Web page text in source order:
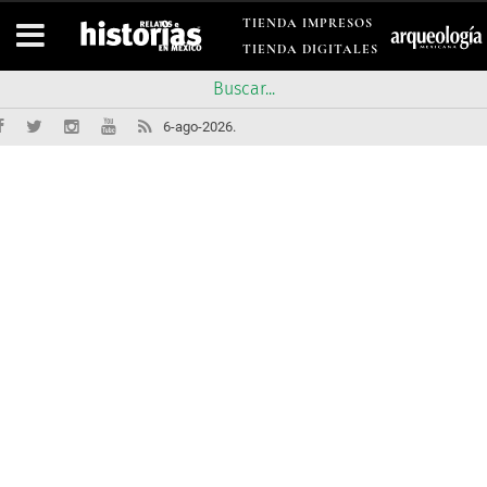
TIENDA IMPRESOS
TIENDA DIGITALES
6-ago-2026.